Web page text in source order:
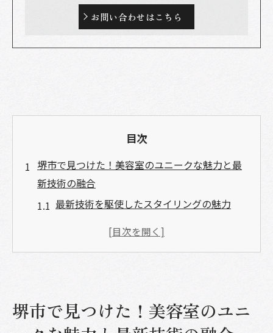
お問い合わせはこちら
目次
堺市で見つけた！美容室のユニークな魅力と最
新技術の融合
最新技術を駆使したスタイリングの魅力
堺市の美容室が誇るユニークなサービスと
イル
美容室の選び方で失敗しないためのポイン
堺市で見つけた！美容室のユニ